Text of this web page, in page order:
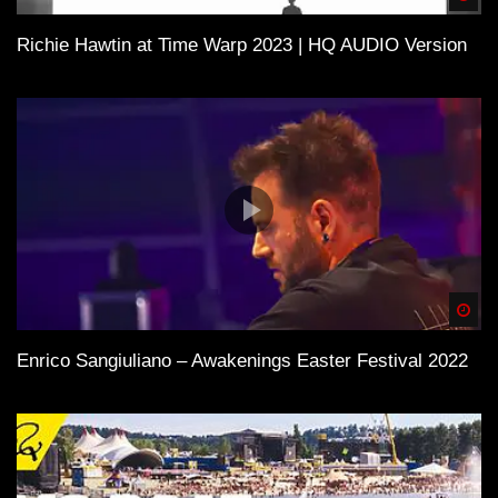
Richie Hawtin at Time Warp 2023 | HQ AUDIO Version
Enrico Sangiuliano – Awakenings Easter Festival 2022